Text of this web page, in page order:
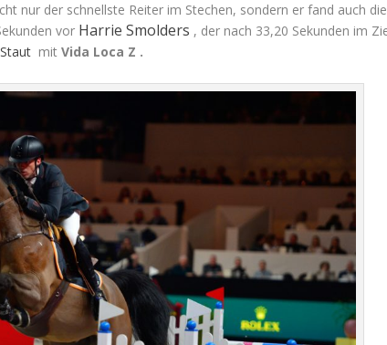
nur der schnellste Reiter im Stechen, sondern er fand auch die
vor Harrie Smolders , der nach 33,20 Sekunden im
mitVida Loca Z .